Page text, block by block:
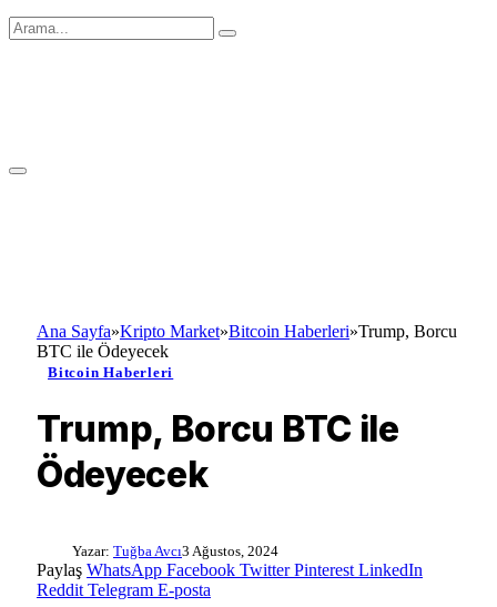
Ana Sayfa»Kripto Market»Bitcoin Haberleri»Trump, Borcu
BTC ile Ödeyecek
Bitcoin Haberleri
Trump, Borcu BTC ile
Ödeyecek
Yazar: Tuğba Avcı3 Ağustos, 2024
Paylaş WhatsApp Facebook Twitter Pinterest LinkedIn
Reddit Telegram E-posta